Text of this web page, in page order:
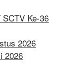
Ke-36
2026
2026